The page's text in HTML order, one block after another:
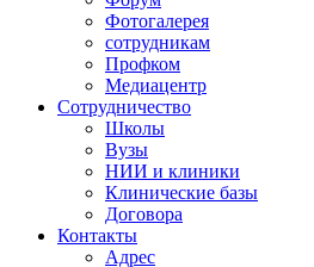
Фотогалерея
сотрудникам
Профком
Медиацентр
Сотрудничество
Школы
Вузы
НИИ и клиники
Клинические базы
Договора
Контакты
Адрес